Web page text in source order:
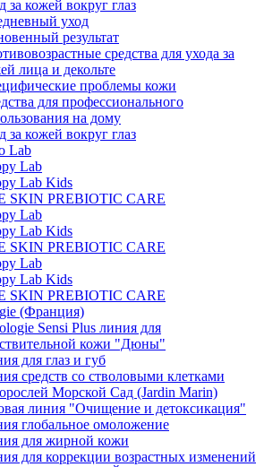
за кожей вокруг глаз
уход
результат
средства для ухода за
лица и декольте
проблемы кожи
для профессионального
на дому
за кожей вокруг глаз
Lab
Lab
Lab Kids
SKIN PREBIOTIC CARE
Lab
Lab Kids
SKIN PREBIOTIC CARE
Lab
Lab Kids
SKIN PREBIOTIC CARE
(Франция)
Sensi Plus линия для
кожи "Дюны"
для глаз и губ
средств со стволовыми клетками
Морской Сад (Jardin Marin)
линия "Очищение и детоксикация"
глобальное омоложение
для жирной кожи
для коррекции возрастных изменений